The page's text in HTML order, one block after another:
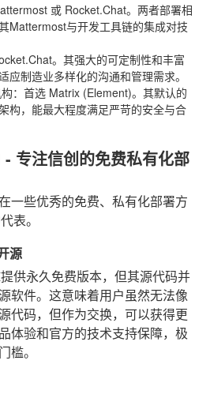
或 Rocket.Chat。两者部署相
Mattermost与开发工具链的集成对技
。其强大的可定制性和丰富
应制造业多样化的沟通和管理需求。
：首选 Matrix (Element)。其默认的
构，能最大程度满足严苛的安全与合
专注信创的免费私有化部
一些优秀的免费、私有化部署方
表。
源
供永久免费版本，但其源代码并
软件。这意味着用户虽然无法像
代码，但作为交换，可以获得更
体验和官方的技术支持保障，极
槛。